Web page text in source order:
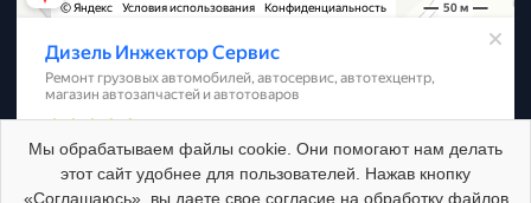
Мы обрабатываем файлы cookie. Они помогают нам делать
этот сайт удобнее для пользователей. Нажав кнопку
«Соглашаюсь», вы даете свое согласие на обработку файлов